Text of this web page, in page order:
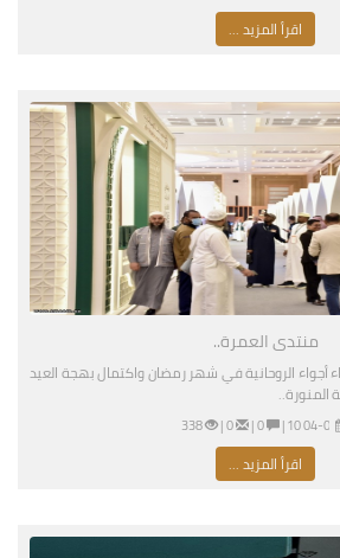
اقرأ المزيد ...
منتدى العمرة..
أجواء الروحانية في شهر رمضان واكتمال بهجة العيد
المنورة..
07:10 مساءً |
0 |
0 |
338
اقرأ المزيد ...